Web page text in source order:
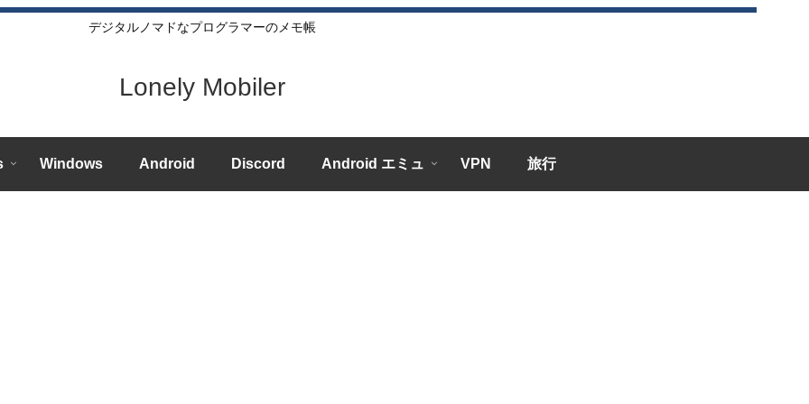
デジタルノマドなプログラマーのメモ帳
Lonely Mobiler
Windows Android Discord Android エミュ VPN 旅行